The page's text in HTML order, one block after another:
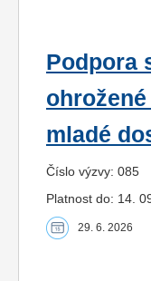
Podpora
mladé
Číslo výzvy: 085
Platnost do: 14.
29. 6. 2026